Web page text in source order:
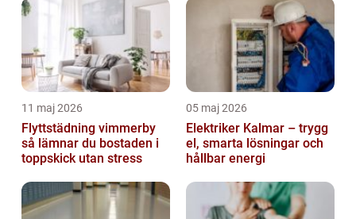
11 maj 2026
Flyttstädning vimmerby
så lämnar du bostaden i
toppskick utan stress
05 maj 2026
Elektriker Kalmar – trygg
el, smarta lösningar och
hållbar energi